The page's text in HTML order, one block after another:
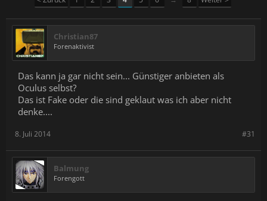
Christian87
Forenaktivist
Das kann ja gar nicht sein... Günstiger anbieten als
Oculus selbst?
Das ist Fake oder die sind geklaut was ich aber nicht
denke....
#31
8. Juli 2014
Balmung
Forengott